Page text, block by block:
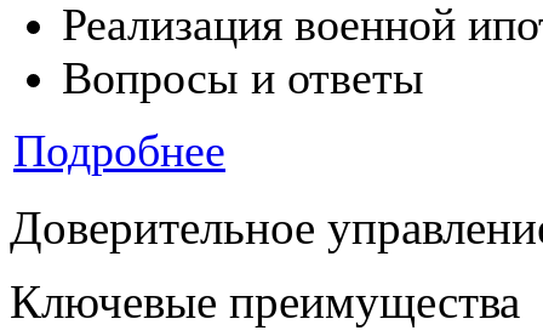
Реализация военной
Вопросы и ответы
Подробнее
Доверительное
Ключевые преимущества